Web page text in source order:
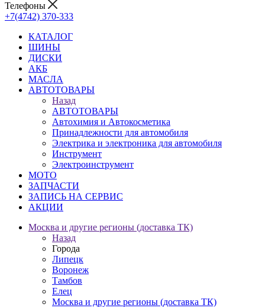
Телефоны
+7(4742) 370-333
КАТАЛОГ
ШИНЫ
ДИСКИ
АКБ
МАСЛА
АВТОТОВАРЫ
Назад
АВТОТОВАРЫ
Автохимия и Автокосметика
Принадлежности для автомобиля
Электрика и электроника для автомобиля
Инструмент
Электроинструмент
МОТО
ЗАПЧАСТИ
ЗАПИСЬ НА СЕРВИС
АКЦИИ
Москва и другие регионы (доставка ТК)
Назад
Города
Липецк
Воронеж
Тамбов
Елец
Москва и другие регионы (доставка ТК)